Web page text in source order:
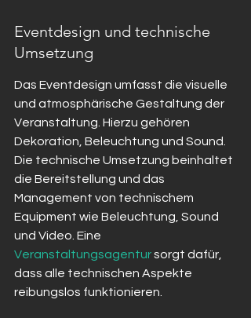
Eventdesign und technische
Umsetzung
Das Eventdesign umfasst die visuelle
und atmosphärische Gestaltung der
Veranstaltung. Hierzu gehören
Dekoration, Beleuchtung und Sound.
Die technische Umsetzung beinhaltet
die Bereitstellung und das
Management von technischem
Equipment wie Beleuchtung, Sound
und Video. Eine
Veranstaltungsagentur sorgt dafür,
dass alle technischen Aspekte
reibungslos funktionieren.